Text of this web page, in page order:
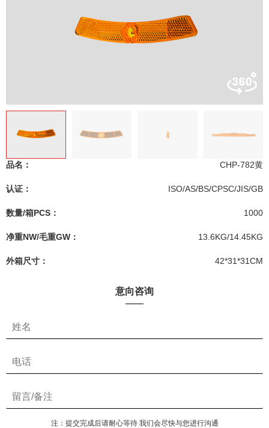
品名： CHP-782黄
认证： ISO/AS/BS/CPSC/JIS/GB
数量/箱PCS： 1000
净重NW/毛重GW： 13.6KG/14.45KG
外箱尺寸： 42*31*31CM
意向咨询
注：提交完成后请耐心等待 我们会尽快与您进行沟通